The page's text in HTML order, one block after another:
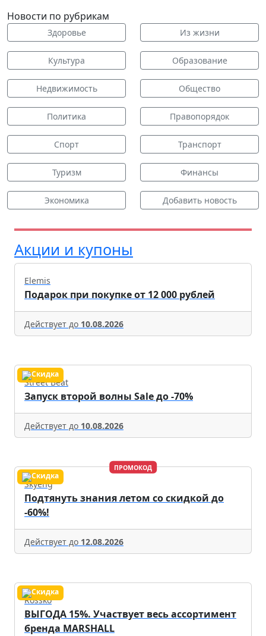
Новости по рубрикам
Здоровье Из жизни
Культура Образование
Недвижимость Общество
Политика Правопорядок
Спорт Транспорт
Туризм Финансы
Экономика Добавить новость
Акции и купоны
Elemis
Подарок при покупке от 12 000 рублей
Действует до 10.08.2026
Street Beat
Запуск второй волны Sale до -70%
Действует до 10.08.2026
ПРОМОКОД
Skyeng
Подтянуть знания летом со скидкой до
-60%!
Действует до 12.08.2026
Rossko
ВЫГОДА 15%. Участвует весь ассортимент
бренда MARSHALL